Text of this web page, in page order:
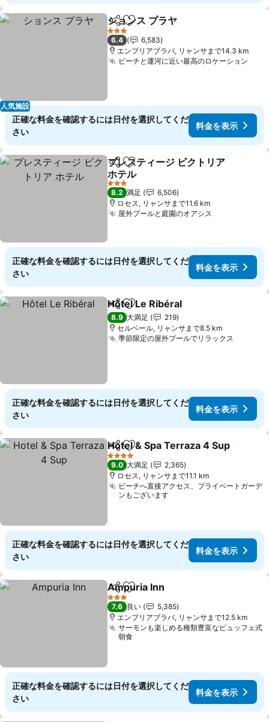
人気施設
シェアお気に入りに追加
ションス プラヤ
3 ホテルのランク
6.4
6,583
エンプリアブラバ, リャンサまで14.3 km
ビーチと運河に近い最高のロケーション
正確な料金を確認するには日付を選択してくだ
さい
料金を表示
シェアお気に入りに追加
プレスティージ ビクトリア
ホテル
料金を表示
3 ホテルのランク
8.2 満足
6,506
ロセス, リャンサまで11.6 km
屋外プールと庭園のオアシス
正確な料金を確認するには日付を選択してくだ
さい
料金を表示
シェアお気に入りに追加
Hôtel Le Ribéral
8.9 大満足
219
セルベール, リャンサまで8.5 km
季節限定の屋外プールでリラックス
正確な料金を確認するには日付を選択してくだ
さい
料金を表示
シェアお気に入りに追加
Hotel & Spa Terraza 4 Sup
4 ホテルのランク
9.0 大満足
2,365
ロセス, リャンサまで11.1 km
ビーチへ直接アクセス、プライベートガーデ
ンもございます
正確な料金を確認するには日付を選択してくだ
さい
料金を表示
シェアお気に入りに追加
Ampuria Inn
3 ホテルのランク
7.6 良い
5,385
エンプリアブラバ, リャンサまで12.5 km
サーモンも楽しめる種類豊富なビュッフェ式
朝食
正確な料金を確認するには日付を選択してくだ
さい
料金を表示